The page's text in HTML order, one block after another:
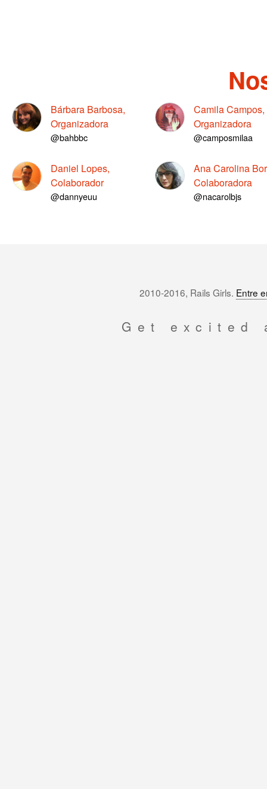
Bárbara Barbosa,
Organizadora
@bahbbc
Camila Campos,
Organizadora
@camposmilaa
Daniel Lopes,
Colaborador
@dannyeuu
Ana Carolina
Colaboradora
@nacarolbjs
2010-2016, Rails Girls. Entre
Get excited